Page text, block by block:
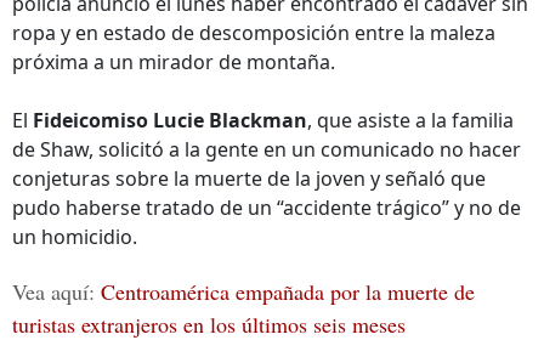
ropa y en estado de descomposición entre la maleza
próxima a un mirador de montaña.
El Fideicomiso Lucie Blackman, que asiste a la familia
de Shaw, solicitó a la gente en un comunicado no hacer
conjeturas sobre la muerte de la joven y señaló que
pudo haberse tratado de un “accidente trágico” y no de
un homicidio.
Vea aquí: Centroamérica empañada por la muerte de
turistas extranjeros en los últimos seis meses